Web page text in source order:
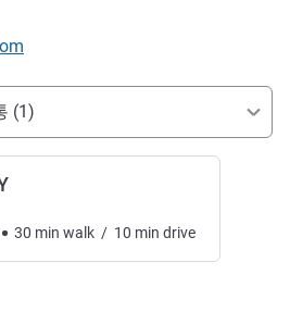
(1)
30 min walk / 10 min drive